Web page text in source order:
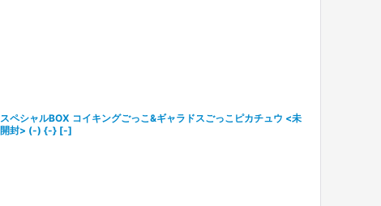
スペシャルBOX コイキングごっこ&ギャラドスごっこピカチュウ <未
開封> (-) {-} [-]